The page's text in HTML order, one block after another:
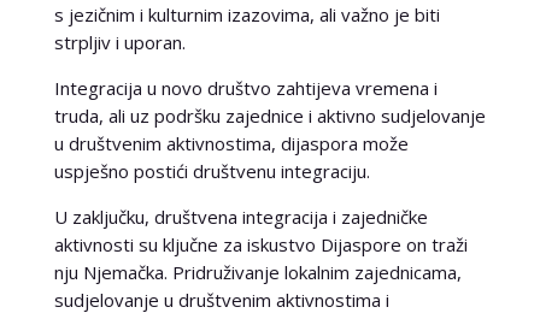
s jezičnim i kulturnim izazovima, ali važno je biti
strpljiv i uporan.
Integracija u novo društvo zahtijeva vremena i
truda, ali uz podršku zajednice i aktivno sudjelovanje
u društvenim aktivnostima, dijaspora može
uspješno postići društvenu integraciju.
U zaključku, društvena integracija i zajedničke
aktivnosti su ključne za iskustvo Dijaspore on traži
nju Njemačka. Pridruživanje lokalnim zajednicama,
sudjelovanje u društvenim aktivnostima i